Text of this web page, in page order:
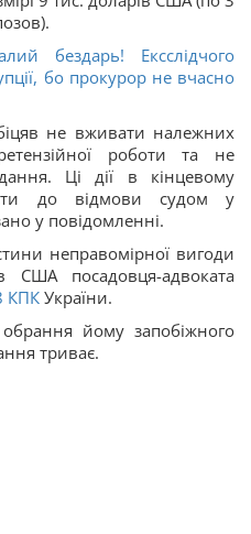
бездарь! Ексслідчого
бо прокурор не вчасно
не вживати належних
роботи та не
Ці дії в кінцевому
до відмови судом у
у повідомленні.
неправомірної вигоди
США посадовця-адвоката
КПК України.
йому запобіжного
триває.